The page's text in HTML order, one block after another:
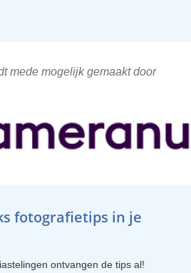
mede mogelijk gemaakt door
fotografietips in je
ontvangen de tips al!